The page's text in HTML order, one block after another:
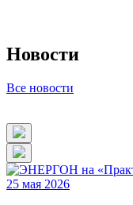
Новости
Все новости
25 мая 2026